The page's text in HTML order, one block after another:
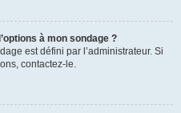
à mon sondage ?
est défini par l’administrateur. Si
contactez-le.